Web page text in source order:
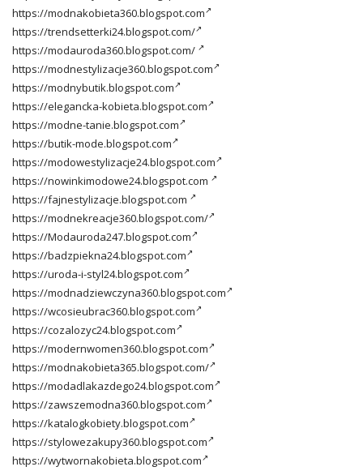
https://modnakobieta360.blogspot.com
https://trendsetterki24.blogspot.com/
https://modauroda360.blogspot.com/
https://modnestylizacje360.blogspot.com
https://modnybutik.blogspot.com
https://elegancka-kobieta.blogspot.com
https://modne-tanie.blogspot.com
https://butik-mode.blogspot.com
https://modowestylizacje24.blogspot.com
https://nowinkimodowe24.blogspot.com
https://fajnestylizacje.blogspot.com
https://modnekreacje360.blogspot.com/
https://Modauroda247.blogspot.com
https://badzpiekna24.blogspot.com
https://uroda-i-styl24.blogspot.com
https://modnadziewczyna360.blogspot.com
https://wcosieubrac360.blogspot.com
https://cozalozyc24.blogspot.com
https://modernwomen360.blogspot.com
https://modnakobieta365.blogspot.com/
https://modadlakazdego24.blogspot.com
https://zawszemodna360.blogspot.com
https://katalogkobiety.blogspot.com
https://stylowezakupy360.blogspot.com
https://wytwornakobieta.blogspot.com